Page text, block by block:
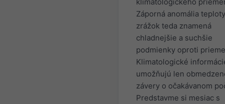
Záporná anomália
zrážok teda znamená
chladnejšie a suchšie
podmienky oproti
Klimatologické
umožňujú len
závery o očakávanom
Predstavme si mesiac s